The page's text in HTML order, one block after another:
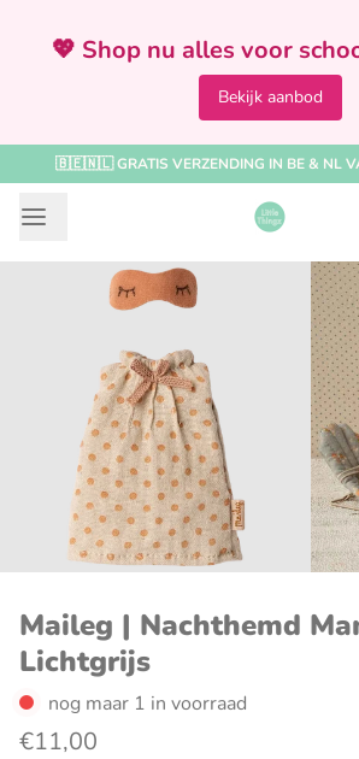
💖 Shop nu alles voor
Bekijk aanbod
🇧🇪🇳🇱 GRATIS VERZENDING IN BE & NL
Maileg | Nachthemd
Lichtgrijs
nog maar 1 in voorraad
€11,00